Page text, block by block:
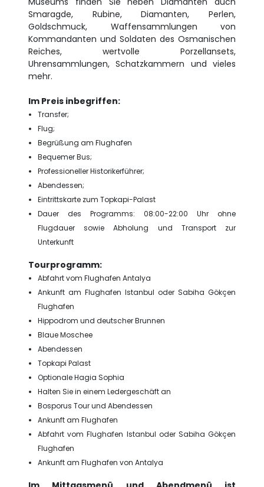
Smaragde, Rubine, Diamanten, Perlen,
Goldschmuck, Waffensammlungen von
Kommandanten und Soldaten des Osmanischen
Reiches, wertvolle Porzellansets,
Uhrensammlungen, Schatzkammern und vieles
mehr.
Im Preis inbegriffen:
Transfer;
Flug;
Begrüßung am Flughafen
Bequemer Bus;
Professioneller Historikerführer;
Abendessen;
Eintrittskarte zum Topkapi-Palast
Dauer des Programms: 08:00-22:00 Uhr ohne
Flugdauer sowie Abholung und Transport zur
Unterkunft
Tourprogramm:
Abfahrt vom Flughafen Antalya
Ankunft am Flughafen Istanbul oder Sabiha Gökçen
Flughafen
Hippodrom und deutscher Brunnen
Blaue Moschee
Abendessen
Topkapi Palast
Optionale Hagia Sophia
Halten Sie in einem Ledergeschäft an
Bosporus Tour und Abendessen
Ankunft am Flughafen
Abfahrt vom Flughafen Istanbul oder Sabiha Gökçen
Flughafen
Ankunft am Flughafen von Antalya